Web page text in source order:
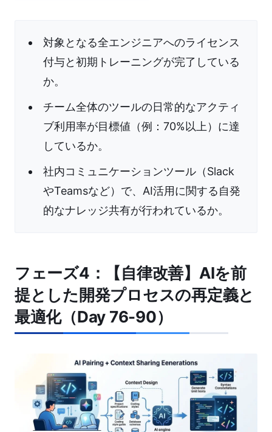
対象となる全エンジニアへのライセンス
付与と初期トレーニングが完了している
か。
チーム全体のツールの日常的なアクティ
ブ利用率が目標値（例：70%以上）に達
しているか。
社内コミュニケーションツール（Slack
やTeamsなど）で、AI活用に関する自発
的なナレッジ共有が行われているか。
フェーズ4：【自律改善】AIを前
提とした開発プロセスの再定義と
最適化（Day 76-90）